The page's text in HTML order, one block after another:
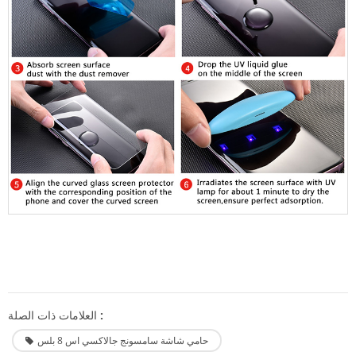
العلامات ذات الصلة :
حامي شاشة سامسونج جالاكسي اس 8 بلس